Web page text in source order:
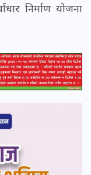
निर्माण योजना